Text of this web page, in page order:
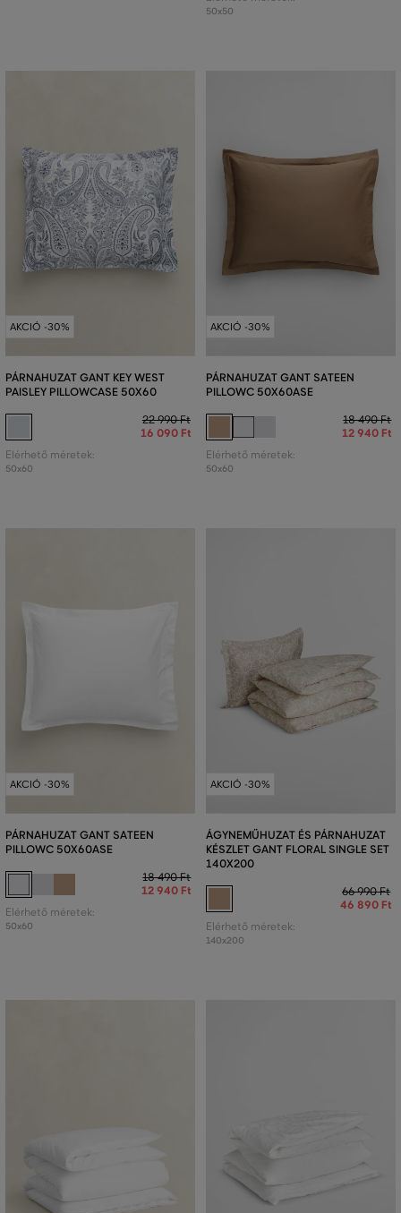
50x50
AKCIÓ -30%
PÁRNAHUZAT GANT KEY WEST
PAISLEY PILLOWCASE 50X60
22 990 Ft
16 090 Ft
Elérhető méretek:
50x60
AKCIÓ -30%
PÁRNAHUZAT GANT SATEEN
PILLOWC 50X60ASE
18 490 Ft
12 940 Ft
Elérhető méretek:
50x60
AKCIÓ -30%
PÁRNAHUZAT GANT SATEEN
PILLOWC 50X60ASE
18 490 Ft
12 940 Ft
Elérhető méretek:
50x60
AKCIÓ -30%
ÁGYNEMŰHUZAT ÉS PÁRNAHUZAT
KÉSZLET GANT FLORAL SINGLE SET
140X200
66 990 Ft
46 890 Ft
Elérhető méretek:
140x200